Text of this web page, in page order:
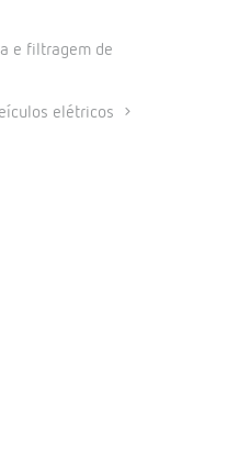
e filtragem de
elétricos